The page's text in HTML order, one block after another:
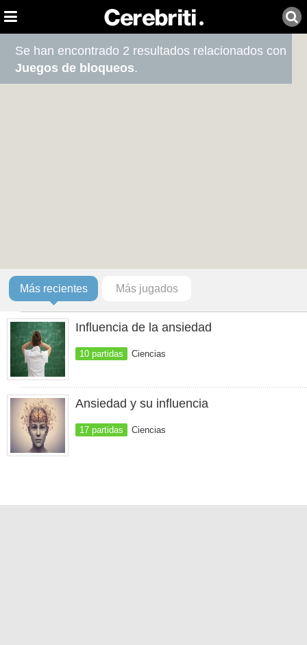
Se han encontrado 2 resultados relacionados con
Juegos de bloqueos.
Más recientes Más jugados
Influencia de la ansiedad
10 partidas Ciencias
Ansiedad y su influencia
17 partidas Ciencias